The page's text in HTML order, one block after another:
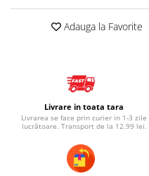
Tarc joaca bebe
Tarc joaca cu bileAdauga la Favorite
Livrare in toata tara
Livrarea se face prin curier in 1-3 zile
lucrătoare. Transport de la 12.99 lei.